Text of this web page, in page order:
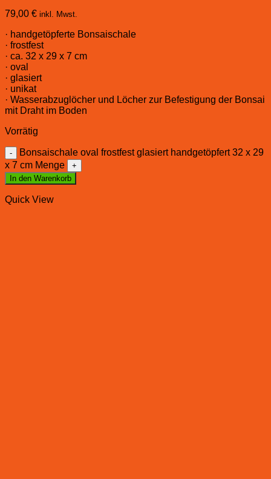
79,00 € inkl. Mwst.
· handgetöpferte Bonsaischale
· frostfest
· ca. 32 x 29 x 7 cm
· oval
· glasiert
· unikat
· Wasserabzuglöcher und Löcher zur Befestigung der Bonsai
mit Draht im Boden
Vorrätig
Bonsaischale oval frostfest glasiert handgetöpfert 32 x 29
x 7 cm Menge
In den Warenkorb
Quick View